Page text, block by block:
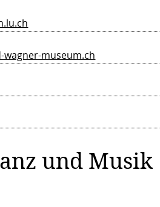
wagner-museum.ch
und Musik